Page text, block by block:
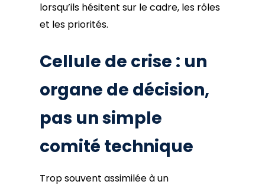
lorsqu’ils hésitent sur le cadre, les rôles
et les priorités.
Cellule de crise : un
organe de décision,
pas un simple
comité technique
Trop souvent assimilée à un